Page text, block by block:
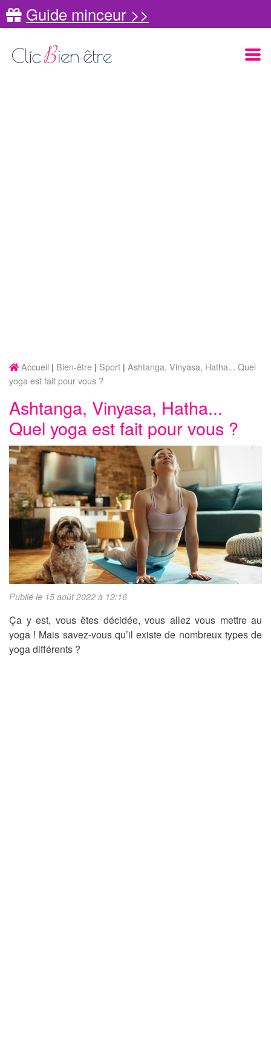
Guide minceur >>
Accueil Bien-être Sport Ashtanga, Vinyasa, Hatha... Quel
yoga est fait pour vous ?
Ashtanga, Vinyasa, Hatha...
Quel yoga est fait pour vous ?
Publié le 15 août 2022 à 12:16
Ça y est, vous êtes décidée, vous allez vous mettre au
yoga ! Mais savez-vous qu’il existe de nombreux types de
yoga différents ?